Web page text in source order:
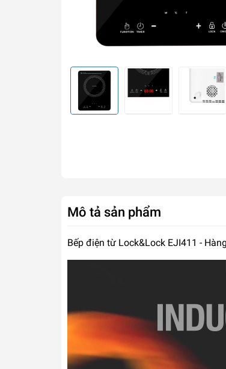
Mô tả sản phẩm
Bếp điện từ Lock&Lock EJI411 -